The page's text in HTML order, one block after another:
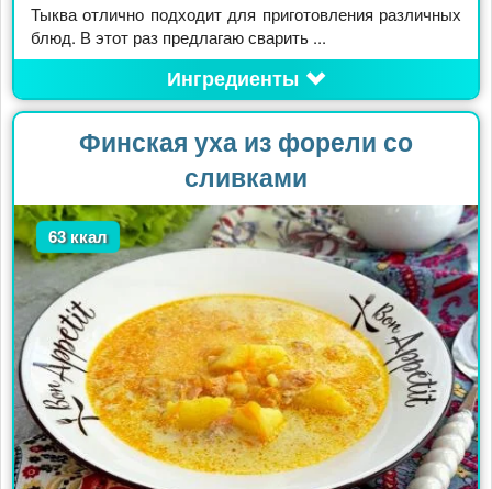
Тыква отлично подходит для приготовления различных
блюд. В этот раз предлагаю сварить ...
Ингредиенты
Финская уха из форели со
сливками
63 ккал